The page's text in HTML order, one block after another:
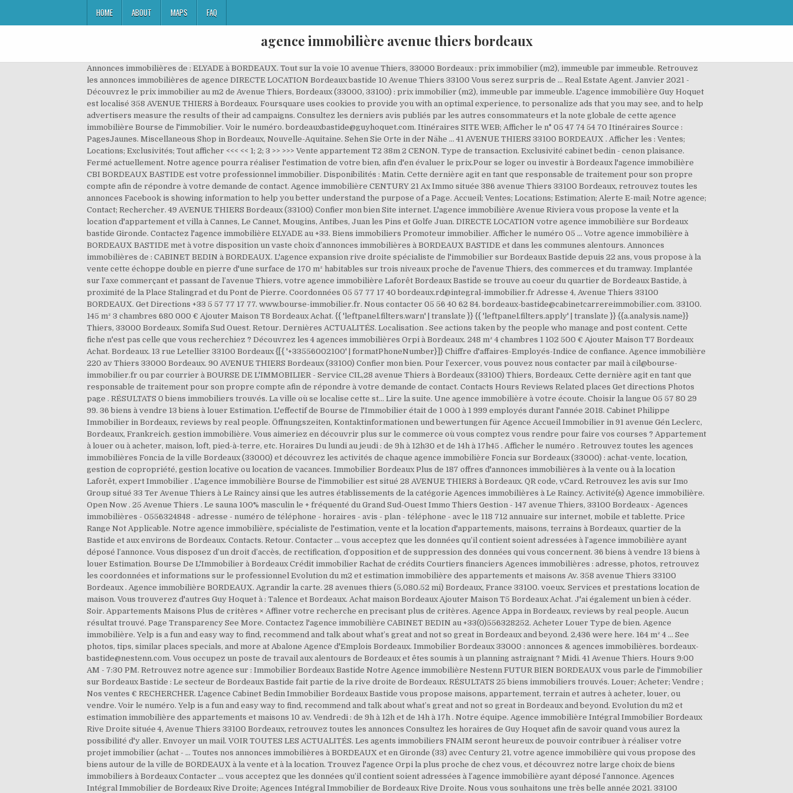
HOME ABOUT MAPS FAQ
agence immobilière avenue thiers bordeaux
Annonces immobilières de : ELYADE à BORDEAUX. Tout sur la voie 10 avenue Thiers, 33000 Bordeaux : prix immobilier (m2), immeuble par immeuble. Retrouvez
les annonces immobilières de agence DIRECTE LOCATION Bordeaux bastide 10 Avenue Thiers 33100 Vous serez surpris de … Real Estate Agent. Janvier 2021 -
Découvrez le prix immobilier au m2 de Avenue Thiers, Bordeaux (33000, 33100) : prix immobilier (m2), immeuble par immeuble. L'agence immobilière Guy Hoquet
est localisé 358 AVENUE THIERS à Bordeaux. Foursquare uses cookies to provide you with an optimal experience, to personalize ads that you may see, and to help
advertisers measure the results of their ad campaigns. Consultez les derniers avis publiés par les autres consommateurs et la note globale de cette agence
immobilière Bourse de l'immobilier. Voir le numéro. bordeauxbastide@guyhoquet.com. Itinéraires SITE WEB; Afficher le n° 05 47 74 54 70 Itinéraires Source :
PagesJaunes. Miscellaneous Shop in Bordeaux, Nouvelle-Aquitaine. Sehen Sie Orte in der Nähe … 41 AVENUE THIERS 33100 BORDEAUX . Afficher les : Ventes;
Locations; Exclusivités; Tout afficher <<< << 1; 2; 3 >> >>> Vente appartement T2 38m 2 CENON. Type de transaction. Exclusivité cabinet bedin - cenon plaisance.
Fermé actuellement. Notre agence pourra réaliser l'estimation de votre bien, afin d'en évaluer le prix.Pour se loger ou investir à Bordeaux l'agence immobilière
CBI BORDEAUX BASTIDE est votre professionnel immobilier. Disponibilités : Matin. Cette dernière agit en tant que responsable de traitement pour son propre
compte afin de répondre à votre demande de contact. Agence immobilière CENTURY 21 Ax Immo située 386 avenue Thiers 33100 Bordeaux, retrouvez toutes les
annonces Facebook is showing information to help you better understand the purpose of a Page. Accueil; Ventes; Locations; Estimation; Alerte E-mail; Notre agence;
Contact; Rechercher. 49 AVENUE THIERS Bordeaux (33100) Confier mon bien Site internet. L'agence immobilière Avenue Riviera vous propose la vente et la
location d'appartement et villa à Cannes, Le Cannet, Mougins, Antibes, Juan les Pins et Golfe Juan. DIRECTE LOCATION votre agence immobilière sur Bordeaux
bastide Gironde. Contactez l'agence immobilière ELYADE au +33. Biens immobiliers Promoteur immobilier. Afficher le numéro 05 ... Votre agence immobilière à
BORDEAUX BASTIDE met à votre disposition un vaste choix d’annonces immobilières à BORDEAUX BASTIDE et dans les communes alentours. Annonces
immobilières de : CABINET BEDIN à BORDEAUX. L'agence expansion rive droite spécialiste de l'immobilier sur Bordeaux Bastide depuis 22 ans, vous propose à la
vente cette échoppe double en pierre d'une surface de 170 m² habitables sur trois niveaux proche de l'avenue Thiers, des commerces et du tramway. Implantée
sur l’axe commerçant et passant de l’avenue Thiers, votre agence immobilière Laforêt Bordeaux Bastide se trouve au coeur du quartier de Bordeaux Bastide, à
proximité de la Place Stalingrad et du Pont de Pierre. Coordonnées 05 57 77 17 40 bordeaux.rd@integral-immobilier.fr Adresse 4, Avenue Thiers 33100
BORDEAUX. Get Directions +33 5 57 77 17 77. www.bourse-immobilier.fr. Nous contacter 05 56 40 62 84. bordeaux-bastide@cabinetcarrereimmobilier.com. 33100.
145 m² 3 chambres 680 000 € Ajouter Maison T8 Bordeaux Achat. {{ 'leftpanel.filters.warn' | translate }} {{ 'leftpanel.filters.apply' | translate }} {{a.analysis.name}}
Thiers, 33000 Bordeaux. Somifa Sud Ouest. Retour. Dernières ACTUALITÉS. Localisation . See actions taken by the people who manage and post content. Cette
fiche n'est pas celle que vous recherchiez ? Découvrez les 4 agences immobilières Orpi à Bordeaux. 248 m² 4 chambres 1 102 500 € Ajouter Maison T7 Bordeaux
Achat. Bordeaux. 13 rue Letellier 33100 Bordeaux {[{ '+33556002100' | formatPhoneNumber}]} Chiffre d'affaires-Employés-Indice de confiance. Agence immobilière
220 av Thiers 33000 Bordeaux. 90 AVENUE THIERS Bordeaux (33100) Confier mon bien. Pour l’exercer, vous pouvez nous contacter par mail à cil@bourse-
immobilier.fr ou par courrier à BOURSE DE L'IMMOBILIER - Service CIL,28 avenue Thiers à Bordeaux (33100) Thiers, Bordeaux. Cette dernière agit en tant que
responsable de traitement pour son propre compte afin de répondre à votre demande de contact. Contacts Hours Reviews Related places Get directions Photos
page . RÉSULTATS 0 biens immobiliers trouvés. La ville où se localise cette st... Lire la suite. Une agence immobilière à votre écoute. Choisir la langue 05 57 80 29
99. 36 biens à vendre 13 biens à louer Estimation. L'effectif de Bourse de l'Immobilier était de 1 000 à 1 999 employés durant l'année 2018. Cabinet Philippe
Immobilier in Bordeaux, reviews by real people. Öffnungszeiten, Kontaktinformationen und bewertungen für Agence Accueil Immobilier in 91 avenue Gén Leclerc,
Bordeaux, Frankreich. gestion immobilière. Vous aimeriez en découvrir plus sur le commerce où vous comptez vous rendre pour faire vos courses ? Appartement
à louer ou à acheter, maison, loft, pied-à-terre, etc. Horaires Du lundi au jeudi : de 9h à 12h30 et de 14h à 17h45 . Afficher le numéro . Retrouvez toutes les agences
immobilières Foncia de la ville Bordeaux (33000) et découvrez les activités de chaque agence immobilière Foncia sur Bordeaux (33000) : achat-vente, location,
gestion de copropriété, gestion locative ou location de vacances. Immobilier Bordeaux Plus de 187 offres d'annonces immobilières à la vente ou à la location
Laforêt, expert Immobilier . L'agence immobilière Bourse de l'immobilier est situé 28 AVENUE THIERS à Bordeaux. QR code, vCard. Retrouvez les avis sur Imo
Group situé 33 Ter Avenue Thiers à Le Raincy ainsi que les autres établissements de la catégorie Agences immobilières à Le Raincy. Activité(s) Agence immobilière.
Open Now . 25 Avenue Thiers . Le sauna 100% masculin le + fréquenté du Grand Sud-Ouest Immo Thiers Gestion - 147 avenue Thiers, 33100 Bordeaux - Agences
immobilières - 0556324848 - adresse - numéro de téléphone - horaires - avis - plan - téléphone - avec le 118 712 annuaire sur internet, mobile et tablette. Price
Range Not Applicable. Notre agence immobilière, spécialiste de l'estimation, vente et la location d'appartements, maisons, terrains à Bordeaux, quartier de la
Bastide et aux environs de Bordeaux. Contacts. Retour. Contacter ... vous acceptez que les données qu’il contient soient adressées à l’agence immobilière ayant
déposé l’annonce. Vous disposez d’un droit d’accès, de rectification, d’opposition et de suppression des données qui vous concernent. 36 biens à vendre 13 biens à
louer Estimation. Bourse De L'Immobilier à Bordeaux Crédit immobilier Rachat de crédits Courtiers financiers Agences immobilières : adresse, photos, retrouvez
les coordonnées et informations sur le professionnel Evolution du m2 et estimation immobilière des appartements et maisons Av. 358 avenue Thiers 33100
Bordeaux . Agence immobilière BORDEAUX. Agrandir la carte. 28 avenues thiers (5,080.52 mi) Bordeaux, France 33100. voeux. Services et prestations location de
maison. Vous trouverez d'autres Guy Hoquet à : Talence et Bordeaux. Achat maison Bordeaux Ajouter Maison T5 Bordeaux Achat. J'ai également un bien à céder.
Soir. Appartements Maisons Plus de critères × Affiner votre recherche en precisant plus de critères. Agence Appa in Bordeaux, reviews by real people. Aucun
résultat trouvé. Page Transparency See More. Contactez l'agence immobilière CABINET BEDIN au +33(0)556328252. Acheter Louer Type de bien. Agence
immobilière. Yelp is a fun and easy way to find, recommend and talk about what’s great and not so great in Bordeaux and beyond. 2,436 were here. 164 m² 4 … See
photos, tips, similar places specials, and more at Abalone Agence d'Emplois Bordeaux. Immobilier Bordeaux 33000 : annonces & agences immobilières. bordeaux-
bastide@nestenn.com. Vous occupez un poste de travail aux alentours de Bordeaux et êtes soumis à un planning astraignant ? Midi. 41 Avenue Thiers. Hours 9:00
AM - 7:30 PM. Retrouvez notre agence sur : Immobilier Bordeaux Bastide Notre Agence immobilière Nestenn FUTUR BIEN BORDEAUX vous parle de l'immobilier
sur Bordeaux Bastide : Le secteur de Bordeaux Bastide fait partie de la rive droite de Bordeaux. RÉSULTATS 25 biens immobiliers trouvés. Louer; Acheter; Vendre ;
Nos ventes € RECHERCHER. L'agence Cabinet Bedin Immobilier Bordeaux Bastide vous propose maisons, appartement, terrain et autres à acheter, louer, ou
vendre. Voir le numéro. Yelp is a fun and easy way to find, recommend and talk about what’s great and not so great in Bordeaux and beyond. Evolution du m2 et
estimation immobilière des appartements et maisons 10 av. Vendredi : de 9h à 12h et de 14h à 17h . Notre équipe. Agence immobilière Intégral Immobilier Bordeaux
Rive Droite située 4, Avenue Thiers 33100 Bordeaux, retrouvez toutes les annonces Consultez les horaires de Guy Hoquet afin de savoir quand vous aurez la
possibilité d'y aller. Envoyer un mail. VOIR TOUTES LES ACTUALITÉS. Les agents immobiliers FNAIM seront heureux de pouvoir contribuer à réaliser votre
projet immobilier (achat - … Toutes nos annonces immobilières à BORDEAUX et en Gironde (33) avec Century 21, votre agence immobilière qui vous propose des
biens autour de la ville de BORDEAUX à la vente et à la location. Trouvez l'agence Orpi la plus proche de chez vous, et découvrez notre large choix de biens
immobiliers à Bordeaux Contacter ... vous acceptez que les données qu’il contient soient adressées à l’agence immobilière ayant déposé l’annonce. Agences
Intégral Immobilier de Bordeaux Rive Droite; Agences Intégral Immobilier de Bordeaux Rive Droite. Nous vous souhaitons une très belle année 2021. 33100